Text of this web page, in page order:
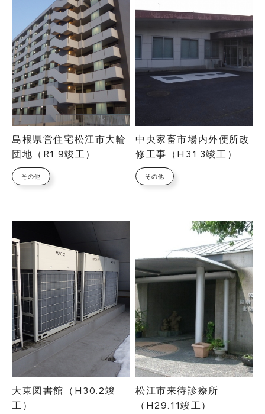
島根県営住宅松江市大輪
団地（R1.9竣工）
その他
中央家畜市場内外便所改
修工事（H31.3竣工）
その他
大東図書館（H30.2竣
工）
松江市来待診療所
（H29.11竣工）